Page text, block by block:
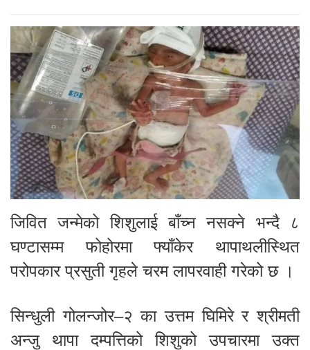
जिवित जन्मेको शिशुलाई बाँच्न नसक्ने भन्दै ८
घण्टासम्म फोहोरमा फ्याँकेर थापाथलीस्थित
परोपकार प्रसुती गृहले चरम लापरवाही गरेको छ ।
सिन्धुली गोलन्जोर–२ का उत्तम घिमिरे र श्रीमती
अन्जु थापा दम्पत्तिको शिशुको उपचारमा उक्त